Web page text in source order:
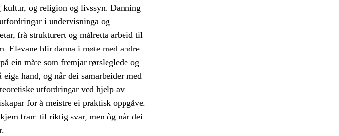
kultur, og religion og livssyn. Danning
i undervisninga og
frå strukturert og målretta arbeid til
Elevane blir danna i møte med andre
ein måte som fremjar rørsleglede og
hand, og når dei samarbeider med
utfordringar ved hjelp av
for å meistre ei praktisk oppgåve.
fram til riktig svar, men òg når dei